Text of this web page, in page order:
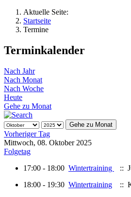
Aktuelle Seite:
Startseite
Termine
Terminkalender
Nach Jahr
Nach Monat
Nach Woche
Heute
Gehe zu Monat
Gehe zu Monat
Vorheriger Tag
Mittwoch, 08. Oktober 2025
Folgetag
17:00 - 18:00 Wintertraining
::
18:00 - 19:30 Wintertraining ::